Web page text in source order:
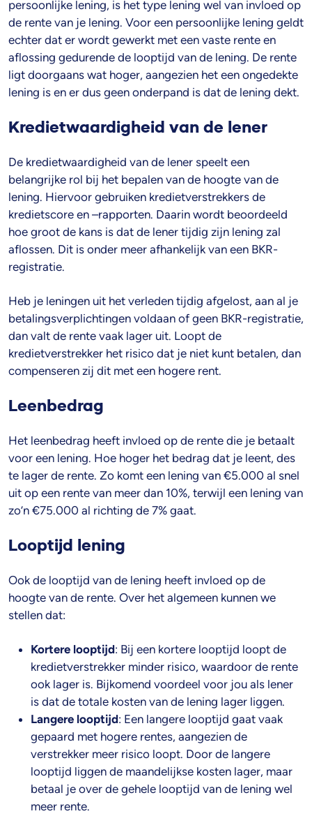
persoonlijke lening, is het type lening wel van invloed op
de rente van je lening. Voor een persoonlijke lening geldt
echter dat er wordt gewerkt met een vaste rente en
aflossing gedurende de looptijd van de lening. De rente
ligt doorgaans wat hoger, aangezien het een ongedekte
lening is en er dus geen onderpand is dat de lening dekt.
Kredietwaardigheid van de lener
De kredietwaardigheid van de lener speelt een
belangrijke rol bij het bepalen van de hoogte van de
lening. Hiervoor gebruiken kredietverstrekkers de
kredietscore en –rapporten. Daarin wordt beoordeeld
hoe groot de kans is dat de lener tijdig zijn lening zal
aflossen. Dit is onder meer afhankelijk van een BKR-
registratie.
Heb je leningen uit het verleden tijdig afgelost, aan al je
betalingsverplichtingen voldaan of geen BKR-registratie,
dan valt de rente vaak lager uit. Loopt de
kredietverstrekker het risico dat je niet kunt betalen, dan
compenseren zij dit met een hogere rent.
Leenbedrag
Het leenbedrag heeft invloed op de rente die je betaalt
voor een lening. Hoe hoger het bedrag dat je leent, des
te lager de rente. Zo komt een lening van €5.000 al snel
uit op een rente van meer dan 10%, terwijl een lening van
zo’n €75.000 al richting de 7% gaat.
Looptijd lening
Ook de looptijd van de lening heeft invloed op de
hoogte van de rente. Over het algemeen kunnen we
stellen dat:
Kortere looptijd: Bij een kortere looptijd loopt de
kredietverstrekker minder risico, waardoor de rente
ook lager is. Bijkomend voordeel voor jou als lener
is dat de totale kosten van de lening lager liggen.
Langere looptijd: Een langere looptijd gaat vaak
gepaard met hogere rentes, aangezien de
verstrekker meer risico loopt. Door de langere
looptijd liggen de maandelijkse kosten lager, maar
betaal je over de gehele looptijd van de lening wel
meer rente.